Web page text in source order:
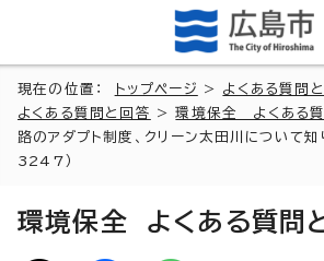
現在の位置： トップページ > よくある質問
よくある質問と回答
>環境保全 よくある
路のアダプト制度、クリーン太田川について
3247）
環境保全 よくある質問